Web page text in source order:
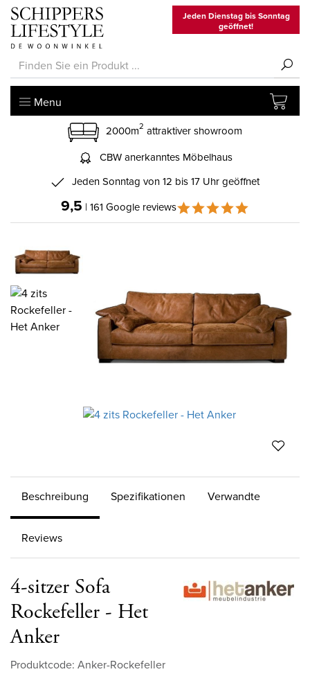
Jeden Dienstag bis Sonntag
geöffnet!
Menu
2000m2 attraktiver showroom
CBW anerkanntes Möbelhaus
Jeden Sonntag von 12 bis 17 Uhr geöffnet
9,5 | 161 Google reviews
Beschreibung Spezifikationen Verwandte
Reviews
4-sitzer Sofa
Rockefeller - Het
Anker
Produktcode: Anker-Rockefeller